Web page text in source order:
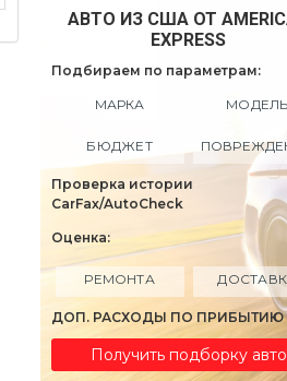
АВТО ИЗ США ОТ
EXPRESS
Подбираем по параметрам:
МАРКА МОДЕЛЬ
БЮДЖЕТ
Проверка истории
CarFax/AutoCheck
Оценка:
РЕМОНТА
ДОП. РАСХОДЫ ПО ПРИБЫТИЮ
Получить подборку авто